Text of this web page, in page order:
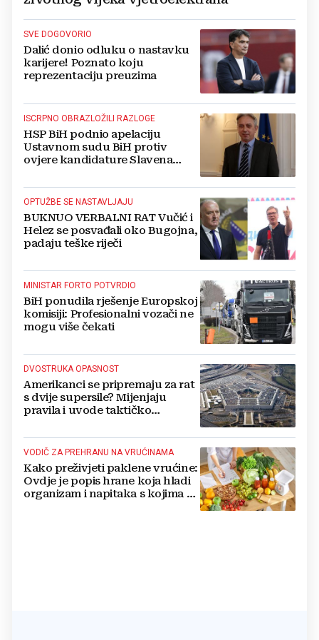
SVE DOGOVORIO
Dalić donio odluku o nastavku
karijere! Poznato koju
reprezentaciju preuzima
ISCRPNO OBRAZLOŽILI RAZLOGE
HSP BiH podnio apelaciju
Ustavnom sudu BiH protiv
ovjere kandidature Slavena
OPTUŽBE SE NASTAVLJAJU
BUKNUO VERBALNI RAT Vučić i
Helez se posvađali oko Bugojna,
padaju teške riječi
MINISTAR FORTO POTVRDIO
BiH ponudila rješenje Europskoj
komisiji: Profesionalni vozači ne
mogu više čekati
DVOSTRUKA OPASNOST
Amerikanci se pripremaju za rat
s dvije supersile? Mijenjaju
pravila i uvode taktičko
VODIČ ZA PREHRANU NA VRUĆINAMA
Kako preživjeti paklene vrućine:
Ovdje je popis hrane koja hladi
organizam i napitaka s kojima si